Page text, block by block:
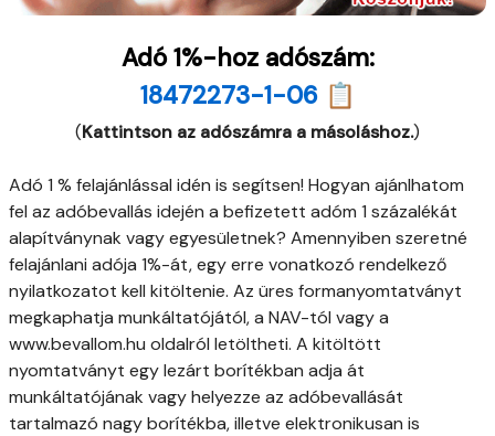
Adó 1%-hoz adószám:
18472273-1-06 📋
(Kattintson az adószámra a másoláshoz.)
Adó 1 % felajánlással idén is segítsen! Hogyan ajánlhatom
fel az adóbevallás idején a befizetett adóm 1 százalékát
alapítványnak vagy egyesületnek? Amennyiben szeretné
felajánlani adója 1%-át, egy erre vonatkozó rendelkező
nyilatkozatot kell kitöltenie. Az üres formanyomtatványt
megkaphatja munkáltatójától, a NAV-tól vagy a
www.bevallom.hu oldalról letöltheti. A kitöltött
nyomtatványt egy lezárt borítékban adja át
munkáltatójának vagy helyezze az adóbevallását
tartalmazó nagy borítékba, illetve elektronikusan is